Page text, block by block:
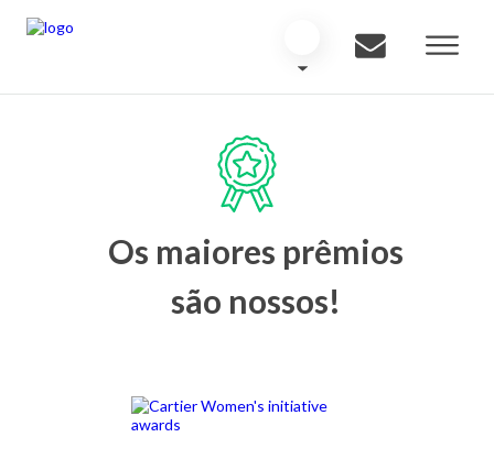
Os maiores prêmios
são nossos!